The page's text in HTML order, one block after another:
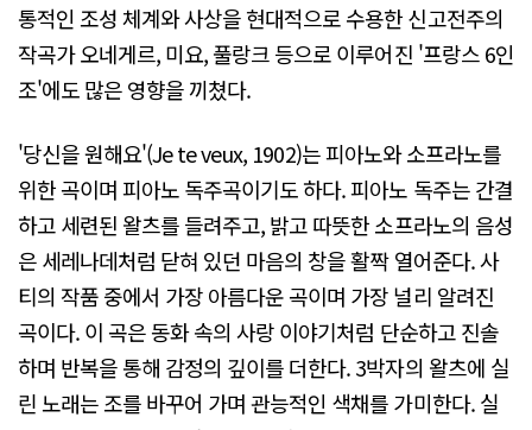
통적인 조성 체계와 사상을 현대적으로 수용한 신고전주의
작곡가 오네게르, 미요, 풀랑크 등으로 이루어진 '프랑스 6인
조'에도 많은 영향을 끼쳤다.
'당신을 원해요'(Je te veux, 1902)는 피아노와 소프라노를
위한 곡이며 피아노 독주곡이기도 하다. 피아노 독주는 간결
하고 세련된 왈츠를 들려주고, 밝고 따뜻한 소프라노의 음성
은 세레나데처럼 닫혀 있던 마음의 창을 활짝 열어준다. 사
티의 작품 중에서 가장 아름다운 곡이며 가장 널리 알려진
곡이다. 이 곡은 동화 속의 사랑 이야기처럼 단순하고 진솔
하며 반복을 통해 감정의 깊이를 더한다. 3박자의 왈츠에 실
린 노래는 조를 바꾸어 가며 관능적인 색채를 가미한다. 실